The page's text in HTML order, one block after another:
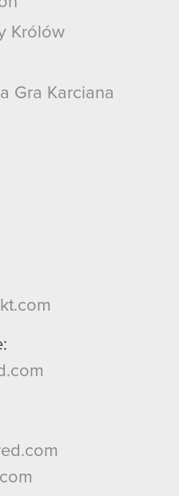
Królów
Gra Karciana